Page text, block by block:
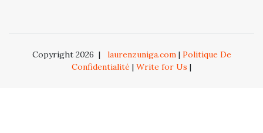
Copyright 2026 | laurenzuniga.com| Politique De
Confidentialité | Write for Us |